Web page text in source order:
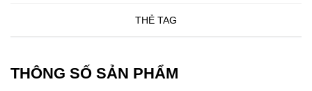
THẺ TAG
THÔNG SỐ SẢN PHẨM